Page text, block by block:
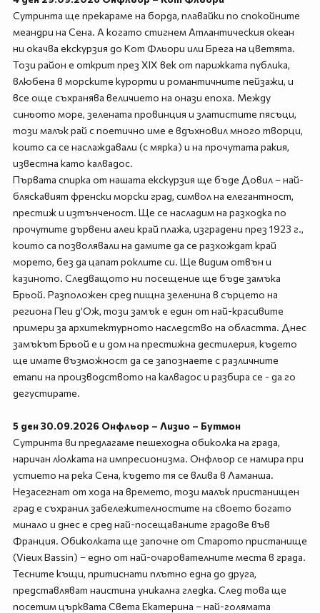
Сутринта ще прекараме на борда, плавайки по спокойните
меандри на Сена. А когато стигнем Атлантическия океан
ни окачва екскурзия до Кот Фльори или Брега на цветята.
Този район е открит през XIX век от парижката публика,
влюбена в морските курорти и романтичните пейзажи, и
все още съхранява величието на онази епоха. Между
синьото море, зелената провинция и златистите пясъци,
този малък рай с поетично име е вдъхновил много творци,
които са се наслаждавали (с мярка) и на прочутата ракия,
известна като калвадос.
Първата спирка от нашата екскурзия ще бъде Довил – най-
бляскавият френски морски град, символ на елегантност,
престиж и изтънченост. Ще се насладим на разходка по
прочутите дървени алеи край плажа, изградени през 1923 г.,
които са позволявали на дамите да се разхождат край
морето, без да цапат роклите си. Ще видим отвън и
казиното. Следващото ни посещение ще бъде замъка
Брьой. Разположен сред пищна зеленина в сърцето на
региона Пеи д’Ож, този замък е един от най-красивите
примери за архитектурното наследство на областта. Днес
замъкът Брьой е и дом на престижна дестилерия, където
ще имате възможност да се запознаете с различните
етапи на производството на калвадос и разбира се - да го
дегустирате.
5 ден 30.09.2026 Онфльор – Лизио – Бутмон
Сутринта ви предлагаме пешеходна обиколка на града,
наричан люлката на импресионизма. Онфльор се намира при
устието на река Сена, където тя се влива в Ламанша.
Незасегнат от хода на времето, този малък пристанищен
град е съхранил забележителностите на своето богато
минало и днес е сред най-посещаваните градове във
Франция. Обиколката ще започне от Старото пристанище
(Vieux Bassin) – едно от най-очарователните места в града.
Тесните къщи, притиснати плътно една до друга,
представляват наистина уникална гледка. След това ще
посетим църквата Света Екатерина – най-голямата